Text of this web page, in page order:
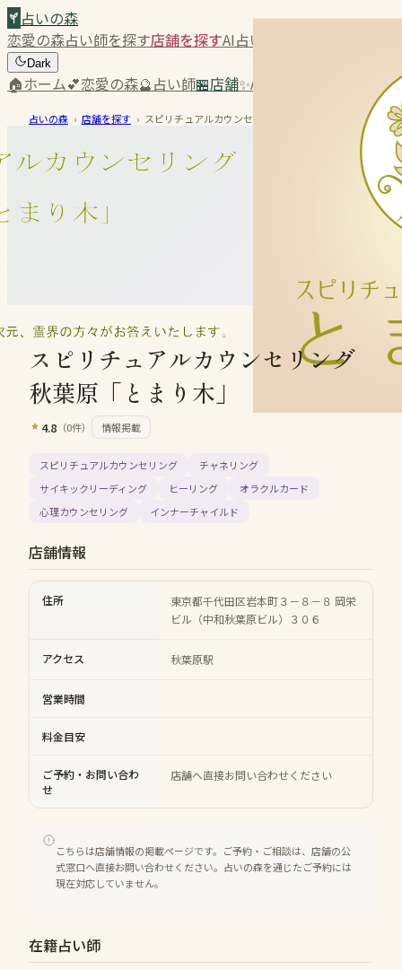
占いの森
恋愛の森占い師を探す店舗を探すAI占い
Dark
🏠ホーム💕恋愛の森🔮占い師🏪店舗✨AI占い
占いの森 › 店舗を探す › スピリチュアルカウンセリング秋葉原「とまり木」
スピリチュアルカウンセリング
秋葉原「とまり木」
4.8 （0件） 情報掲載
スピリチュアルカウンセリング
チャネリング
サイキックリーディング
ヒーリング
オラクルカード
心理カウンセリング
インナーチャイルド
店舗情報
住所
東京都千代田区岩本町３－８－８ 岡栄
ビル（中和秋葉原ビル）３０６
アクセス 秋葉原駅
営業時間
料金目安
ご予約・お問い合わ
せ
店舗へ直接お問い合わせください
こちらは店舗情報の掲載ページです。ご予約・ご相談は、店舗の公
式窓口へ直接お問い合わせください。占いの森を通じたご予約には
現在対応していません。
在籍占い師